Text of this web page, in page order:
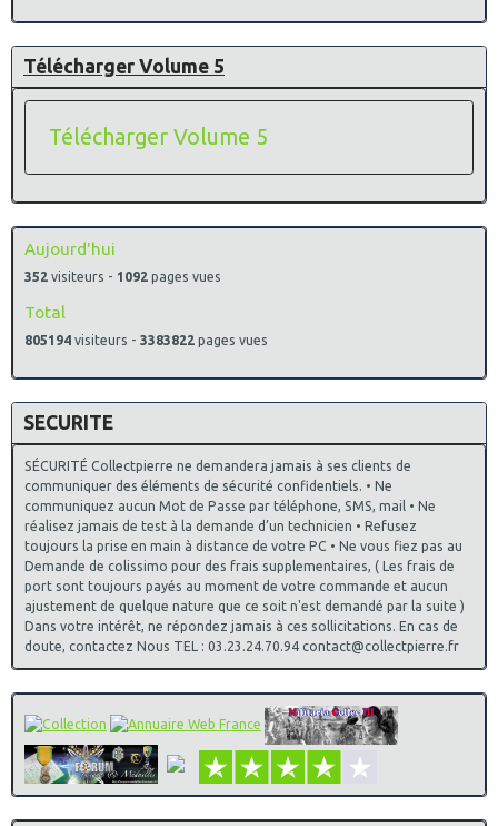
Télécharger Volume 5
Télécharger Volume 5
Aujourd'hui
352 visiteurs - 1092 pages vues
Total
805194 visiteurs - 3383822 pages vues
SECURITE
SÉCURITÉ Collectpierre ne demandera jamais à ses clients de
communiquer des éléments de sécurité confidentiels. • Ne
communiquez aucun Mot de Passe par téléphone, SMS, mail • Ne
réalisez jamais de test à la demande d’un technicien • Refusez
toujours la prise en main à distance de votre PC • Ne vous fiez pas au
Demande de colissimo pour des frais supplementaires, ( Les frais de
port sont toujours payés au moment de votre commande et aucun
ajustement de quelque nature que ce soit n'est demandé par la suite )
Dans votre intérêt, ne répondez jamais à ces sollicitations. En cas de
doute, contactez Nous TEL : 03.23.24.70.94 contact@collectpierre.fr